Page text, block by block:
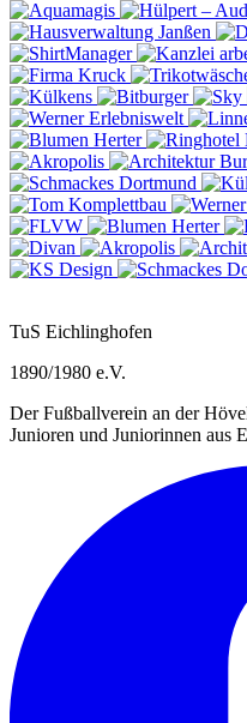
TuS Eichlinghofen
1890/1980 e.V.
Der Fußballverein an der
Junioren und Juniorinnen aus